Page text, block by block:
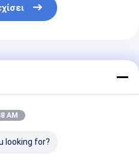
AM
looking for?